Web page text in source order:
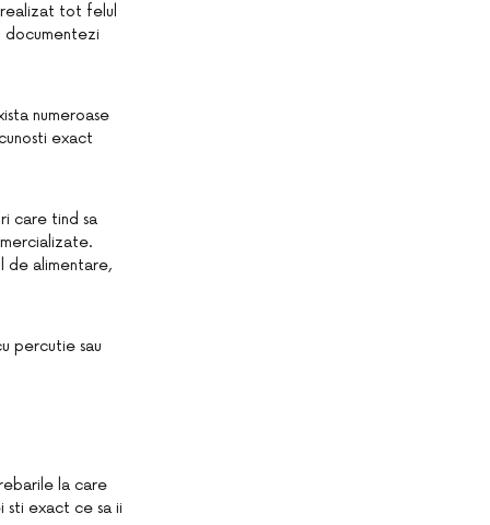
tot felul
documentezi
numeroase
exact
care tind sa
de alimentare,
percutie sau
la care
sti exact ce sa ii